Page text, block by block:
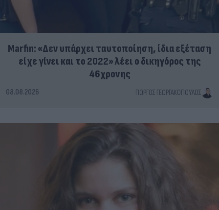
Marfin: «Δεν υπάρχει ταυτοποίηση, ίδια εξέταση
είχε γίνει και το 2022» λέει ο δικηγόρος της
46χρονης
08.08.2026 ΓΙΏΡΓΟΣ ΓΕΩΡΓΑΚΌΠΟΥΛΟΣ